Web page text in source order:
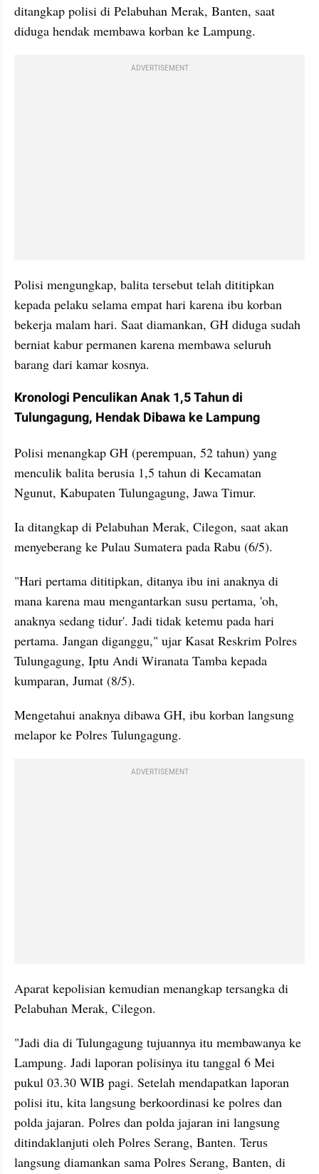
ditangkap polisi di Pelabuhan Merak, Banten, saat
diduga hendak membawa korban ke Lampung.
ADVERTISEMENT
Polisi mengungkap, balita tersebut telah dititipkan
kepada pelaku selama empat hari karena ibu korban
bekerja malam hari. Saat diamankan, GH diduga sudah
berniat kabur permanen karena membawa seluruh
barang dari kamar kosnya.
Kronologi Penculikan Anak 1,5 Tahun di
Tulungagung, Hendak Dibawa ke Lampung
Polisi menangkap GH (perempuan, 52 tahun) yang
menculik balita berusia 1,5 tahun di Kecamatan
Ngunut, Kabupaten Tulungagung, Jawa Timur.
Ia ditangkap di Pelabuhan Merak, Cilegon, saat akan
menyeberang ke Pulau Sumatera pada Rabu (6/5).
"Hari pertama dititipkan, ditanya ibu ini anaknya di
mana karena mau mengantarkan susu pertama, 'oh,
anaknya sedang tidur'. Jadi tidak ketemu pada hari
pertama. Jangan diganggu," ujar Kasat Reskrim Polres
Tulungagung, Iptu Andi Wiranata Tamba kepada
kumparan, Jumat (8/5).
Mengetahui anaknya dibawa GH, ibu korban langsung
melapor ke Polres Tulungagung.
ADVERTISEMENT
Aparat kepolisian kemudian menangkap tersangka di
Pelabuhan Merak, Cilegon.
"Jadi dia di Tulungagung tujuannya itu membawanya ke
Lampung. Jadi laporan polisinya itu tanggal 6 Mei
pukul 03.30 WIB pagi. Setelah mendapatkan laporan
polisi itu, kita langsung berkoordinasi ke polres dan
polda jajaran. Polres dan polda jajaran ini langsung
ditindaklanjuti oleh Polres Serang, Banten. Terus
langsung diamankan sama Polres Serang, Banten, di